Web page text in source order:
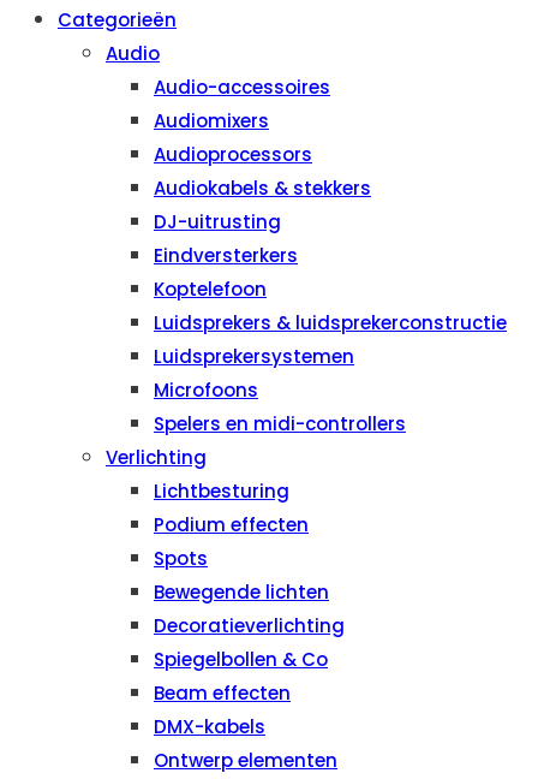
Categorieën
Audio
Audio-accessoires
Audiomixers
Audioprocessors
Audiokabels & stekkers
DJ-uitrusting
Eindversterkers
Koptelefoon
Luidsprekers & luidsprekerconstructie
Luidsprekersystemen
Microfoons
Spelers en midi-controllers
Verlichting
Lichtbesturing
Podium effecten
Spots
Bewegende lichten
Decoratieverlichting
Spiegelbollen & Co
Beam effecten
DMX-kabels
Ontwerp elementen